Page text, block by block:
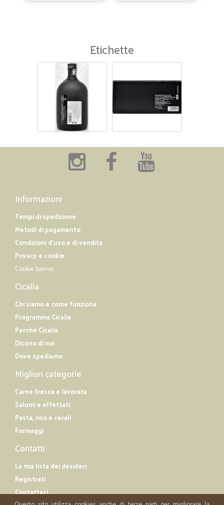
Etichette
Informazioni
Tempi di spedizione
Metodi di pagamento
Condizioni d'uso e di vendita
Privacy e cookie
Cookie banner
Cicalia
Chi siamo e come funziona
Programma Cicalia
Perché Cicalia
Dicono di noi
Dove spediamo
Migliori categorie
Carne fresca e lavorata
Salumi e affettati
Pasta, riso e cerali
Formaggi
Contatti
La mia lista dei desideri
Registrati
Contattaci